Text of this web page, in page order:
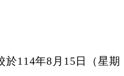
於114年8月15日（星期